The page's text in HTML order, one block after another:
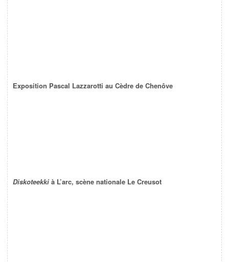
Exposition Pascal Lazzarotti au Cèdre de Chenôve
Diskoteekki à L’arc, scène nationale Le Creusot